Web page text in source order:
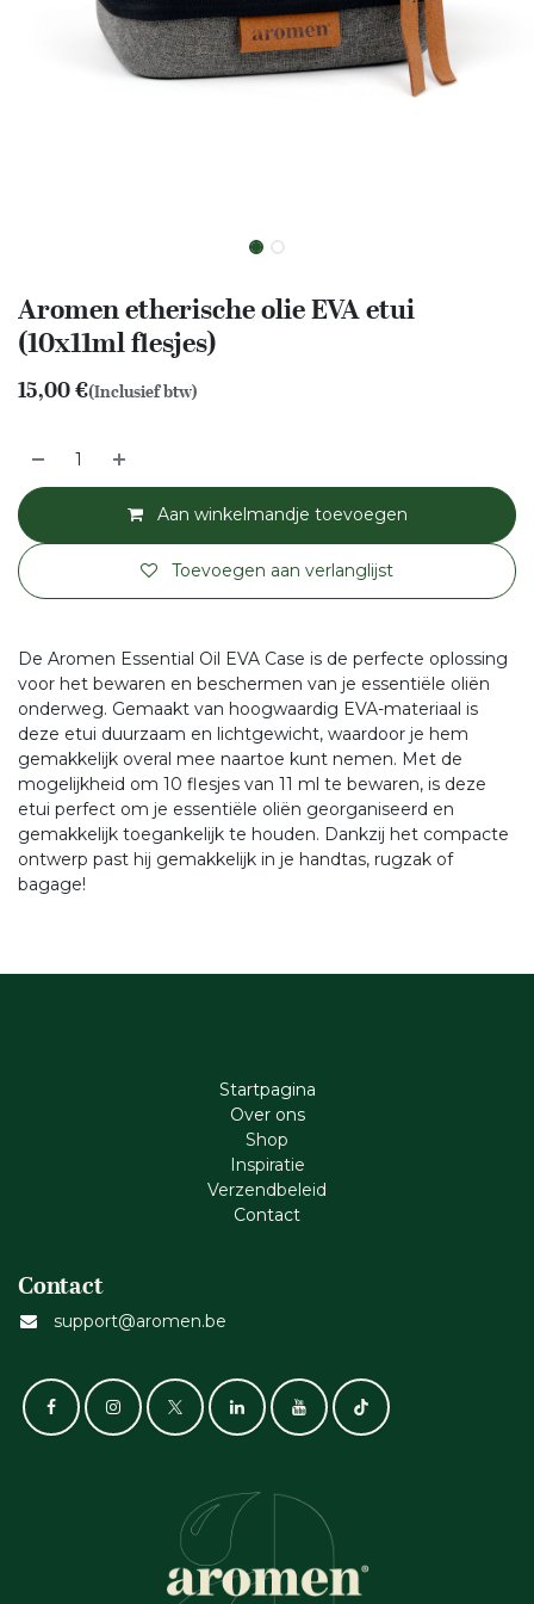
Aromen etherische olie EVA etui
(10x11ml flesjes)
15,00€(Inclusief btw)
Aan winkelmandje toevoegen
Toevoegen aan verlanglijst
De Aromen Essential Oil EVA Case is de perfecte oplossing
voor het bewaren en beschermen van je essentiële oliën
onderweg. Gemaakt van hoogwaardig EVA-materiaal is
deze etui duurzaam en lichtgewicht, waardoor je hem
gemakkelijk overal mee naartoe kunt nemen. Met de
mogelijkheid om 10 flesjes van 11 ml te bewaren, is deze
etui perfect om je essentiële oliën georganiseerd en
gemakkelijk toegankelijk te houden. Dankzij het compacte
ontwerp past hij gemakkelijk in je handtas, rugzak of
bagage!
Startpagina
Ove​r​ ons
Shop
Inspiratie
Verzendbeleid
Cont​act
Contact
support@aromen.be